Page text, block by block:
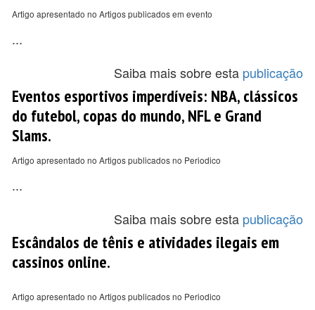
Artigo apresentado no Artigos publicados em evento
...
Saiba mais sobre esta publicação
Eventos esportivos imperdíveis: NBA, clássicos
do futebol, copas do mundo, NFL e Grand
Slams.
Artigo apresentado no Artigos publicados no Periodico
...
Saiba mais sobre esta publicação
Escândalos de tênis e atividades ilegais em
cassinos online.
Artigo apresentado no Artigos publicados no Periodico